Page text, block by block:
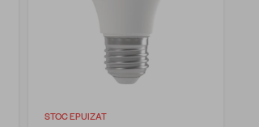
STOC EPUIZAT